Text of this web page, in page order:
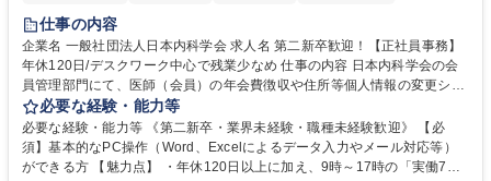
仕事の内容
企業名 一般社団法人日本内科学会 求人名 第二新卒歓迎！【正社員事務】
年休120日/デスクワーク中心で残業少なめ 仕事の内容 日本内科学会の会
員管理部門にて、医師（会員）の年会費徴収や住所等個人情報の変更シス
テム入力、電話・FAX対応をお任せします。将来的には、各種委員会の運
営事務局業務などにも幅広く携わっていただきます。 【会員管理・データ
入力業務】 ・医師（会員）の住所変更、個人情報のシステム登録・更新
・年会費の徴収管理や入金データの照合確認 【問い合わせ対応】 ・会員
必要な経験・能力等
必要な経験・能力等 《第二新卒・業界未経験・職種未経験歓迎》 【必
須】基本的なPC操作（Word、Excelによるデータ入力やメール対応等）
ができる方 【魅力点】 ・年休120日以上に加え、9時～17時の「実働7時